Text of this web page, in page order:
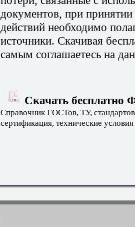
документов, при
действий необходимо
источники. Скачивая
самым соглашаетесь на
Скачать
Справочник ГОСТов, ТУ,
сертификация, технические условия